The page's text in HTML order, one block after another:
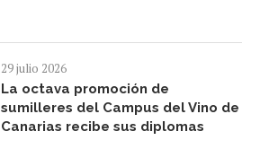
29 julio 2026
La octava promoción de
sumilleres del Campus del Vino de
Canarias recibe sus diplomas